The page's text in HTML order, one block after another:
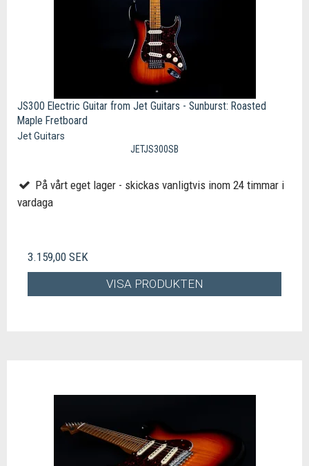
JS300 Electric Guitar from Jet Guitars - Sunburst: Roasted
Maple Fretboard
Jet Guitars
JETJS300SB
På vårt eget lager - skickas vanligtvis inom 24 timmar i
vardaga
3.159,00 SEK
VISA PRODUKTEN